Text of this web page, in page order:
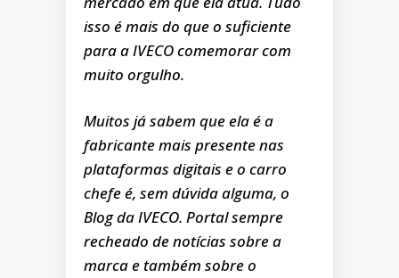
isso é mais do que o suficiente
para a IVECO comemorar com
muito orgulho.
Muitos já sabem que ela é a
fabricante mais presente nas
plataformas digitais e o carro
chefe é, sem dúvida alguma, o
Blog da IVECO. Portal sempre
recheado de notícias sobre a
marca e também sobre o